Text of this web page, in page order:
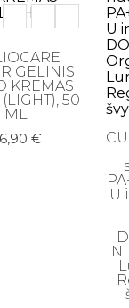
(tušai, serumai)
blizgiai)
GELINIS
KREMAS
50
ML
€
U